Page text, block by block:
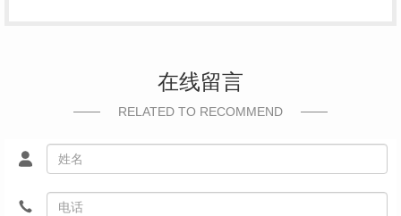
在线留言
RELATED TO RECOMMEND